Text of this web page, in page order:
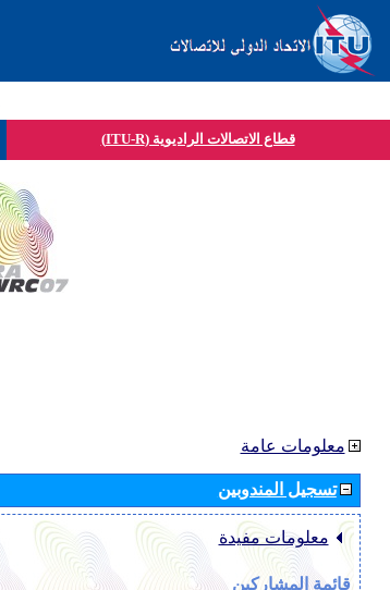
قطاع الاتصالات الراديوية (ITU-R)
معلومات عامة
تسجيل المندوبين
معلومات مفيدة
قائمة المشاركين